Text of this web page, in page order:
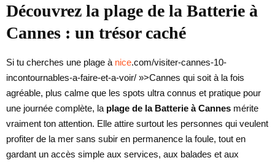
Découvrez la plage de la Batterie à
Cannes : un trésor caché
Si tu cherches une plage à nice.com/visiter-cannes-10-
incontournables-a-faire-et-a-voir/ »>Cannes qui soit à la fois
agréable, plus calme que les spots ultra connus et pratique pour
une journée complète, la plage de la Batterie à Cannes mérite
vraiment ton attention. Elle attire surtout les personnes qui veulent
profiter de la mer sans subir en permanence la foule, tout en
gardant un accès simple aux services, aux balades et aux